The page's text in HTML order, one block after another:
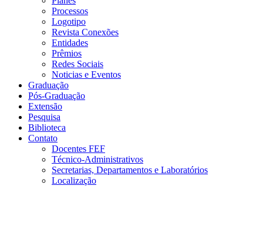
Processos
Logotipo
Revista Conexões
Entidades
Prêmios
Redes Sociais
Noticias e Eventos
Graduação
Pós-Graduação
Extensão
Pesquisa
Biblioteca
Contato
Docentes FEF
Técnico-Administrativos
Secretarias, Departamentos e Laboratórios
Localização